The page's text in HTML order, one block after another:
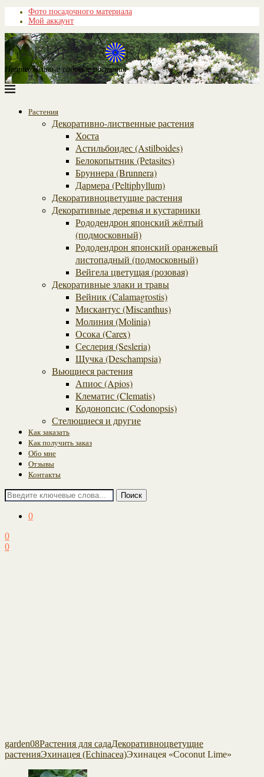
Фото посадочного материала
Мой аккаунт
Неприхотливые садовые растения
Растения
Декоративно-лиственные растения
Хоста
Астильбоидес (Astilboides)
Белокопытник (Рetasites)
Бруннера (Brunnera)
Дармера (Peltiphyllum)
Декоративноцветущие растения
Декоративные деревья и кустарники
Рододендрон японский жёлтый
(подмосковный)
Рододендрон японский оранжевый
листопадный (подмосковный)
Вейгела цветущая (розовая)
Декоративные злаки и травы
Вейник (Calamagrostis)
Мискантус (Miscanthus)
Молиния (Molinia)
Осока (Carex)
Сеслерия (Sesleria)
Щучка (Deschampsia)
Вьющиеся растения
Апиос (Apios)
Клематис (Clematis)
Кодонопсис (Codonopsis)
Стелющиеся и другие
Как заказать
Как получить заказ
Обо мне
Отзывы
Контакты
Поиск
0
0
0
garden08Растения для садаДекоративноцветущие
растенияЭхинацея (Echinacea)Эхинацея «Coconut Lime»